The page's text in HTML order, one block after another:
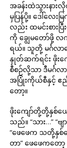
အခန်းထဲသွားနား
မှပြန်ပို့။ ဒေါ်လေး
လည်း ထမင်းစားပ
ကို ချွေမတော်ဖို့ လ
ရယ်။ သူတို့ မင်္ဂ
နှုတ်ဆက်ရင်း ဖိုးကျ
စီစဉ်လို့သာ ဒီမင်္ဂ
အပြုံးကိုယ်စီနှင့် ဧည့်
တော့။
ဖိုးကျော်တို့တို့နှစ်
သည်။ “သား…” “ဗ
“ဖေဖေက သတို့နှစ်
တာ” ဖေဖေကတေ